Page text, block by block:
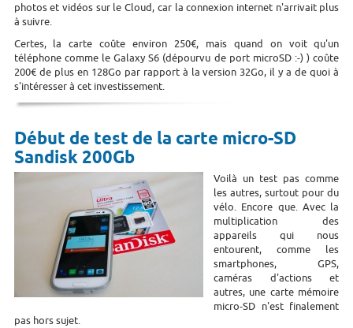
photos et vidéos sur le Cloud, car la connexion internet n'arrivait plus
à suivre.
Certes, la carte coûte environ 250€, mais quand on voit qu'un
téléphone comme le Galaxy S6 (dépourvu de port microSD :-) ) coûte
200€ de plus en 128Go par rapport à la version 32Go, il y a de quoi à
s'intéresser à cet investissement.
Début de test de la carte micro-SD
Sandisk 200Gb
Voilà un test pas comme
les autres, surtout pour du
vélo. Encore que. Avec la
multiplication des
appareils qui nous
entourent, comme les
smartphones, GPS,
caméras d'actions et
autres, une carte mémoire
micro-SD n'est finalement
pas hors sujet.